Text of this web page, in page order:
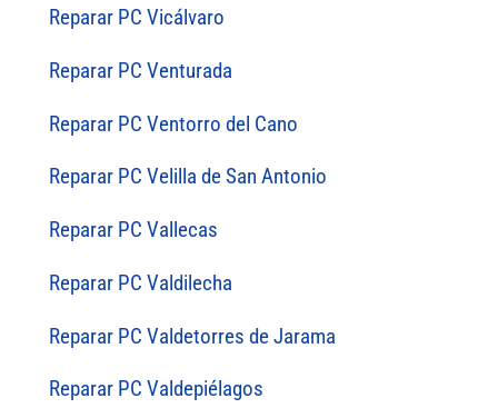
Reparar PC Vicálvaro
Reparar PC Venturada
Reparar PC Ventorro del Cano
Reparar PC Velilla de San Antonio
Reparar PC Vallecas
Reparar PC Valdilecha
Reparar PC Valdetorres de Jarama
Reparar PC Valdepiélagos